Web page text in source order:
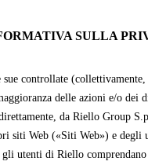
SULLA
controllate
delle azioni e/o
da Riello Group
siti Web («Siti Web») e
gli utenti di Riello